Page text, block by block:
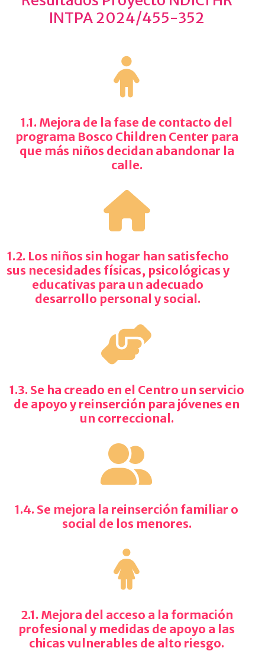
INTPA 2024/455-352
1.1. Mejora de la fase de contacto del
programa Bosco Children Center para
que más niños decidan abandonar la
calle.
1.2. Los niños sin hogar han satisfecho
sus necesidades físicas, psicológicas y
educativas para un adecuado
desarrollo personal y social.
1.3. Se ha creado en el Centro un servicio
de apoyo y reinserción para jóvenes en
un correccional.
1.4. Se mejora la reinserción familiar o
social de los menores.
2.1. Mejora del acceso a la formación
profesional y medidas de apoyo a las
chicas vulnerables de alto riesgo.